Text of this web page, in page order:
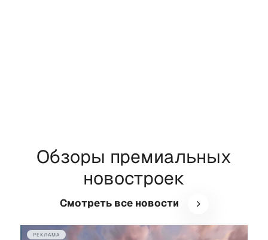
Обзоры премиальных
новостроек
Смотреть все новости
РЕКЛАМА